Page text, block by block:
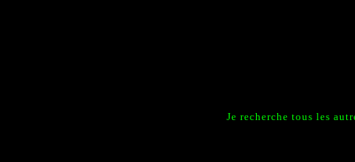
Je recherche tous les